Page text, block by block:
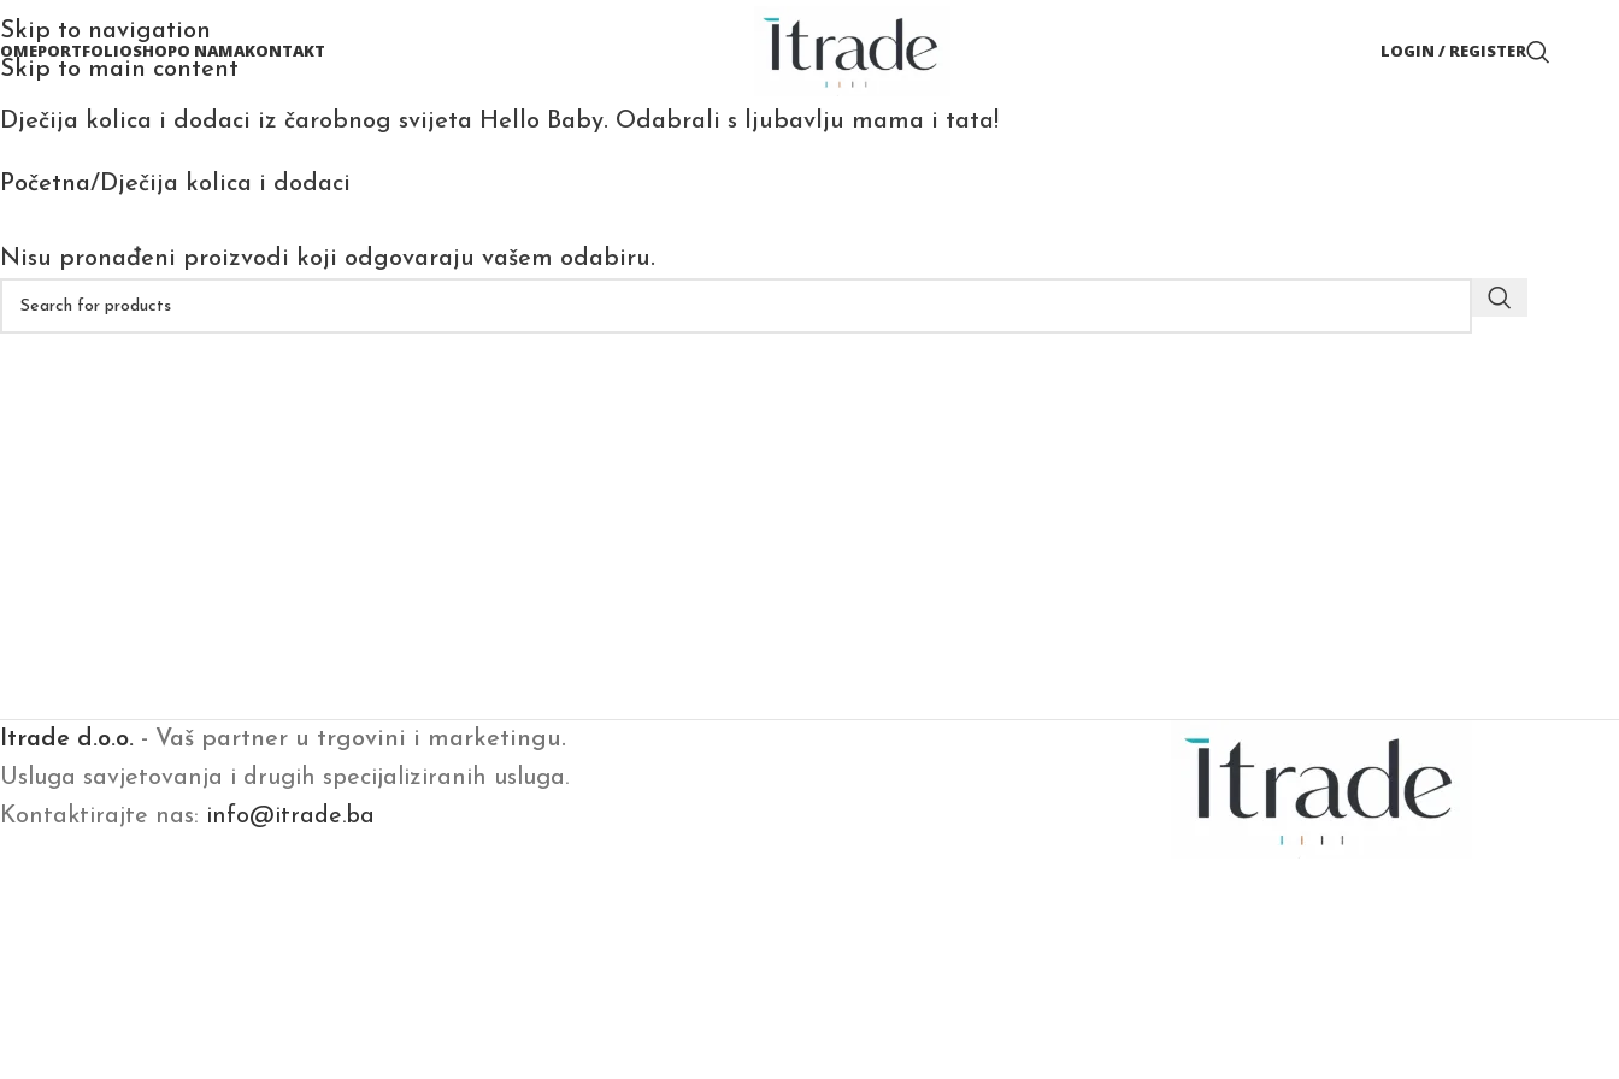
Skip to navigation
Skip to main content
PORTFOLIOSHOPO NAMAKONTAKT LOGIN / REGISTER
Dječija kolica i dodaci iz čarobnog svijeta Hello Baby. Odabrali s ljubavlju mama i tata!
Početna Dječija kolica i dodaci
Nisu pronađeni proizvodi koji odgovaraju vašem odabiru.
Itrade d.o.o. - Vaš partner u trgovini i marketingu.
Usluga savjetovanja i drugih specijaliziranih usluga.
Kontaktirajte nas: info@itrade.ba